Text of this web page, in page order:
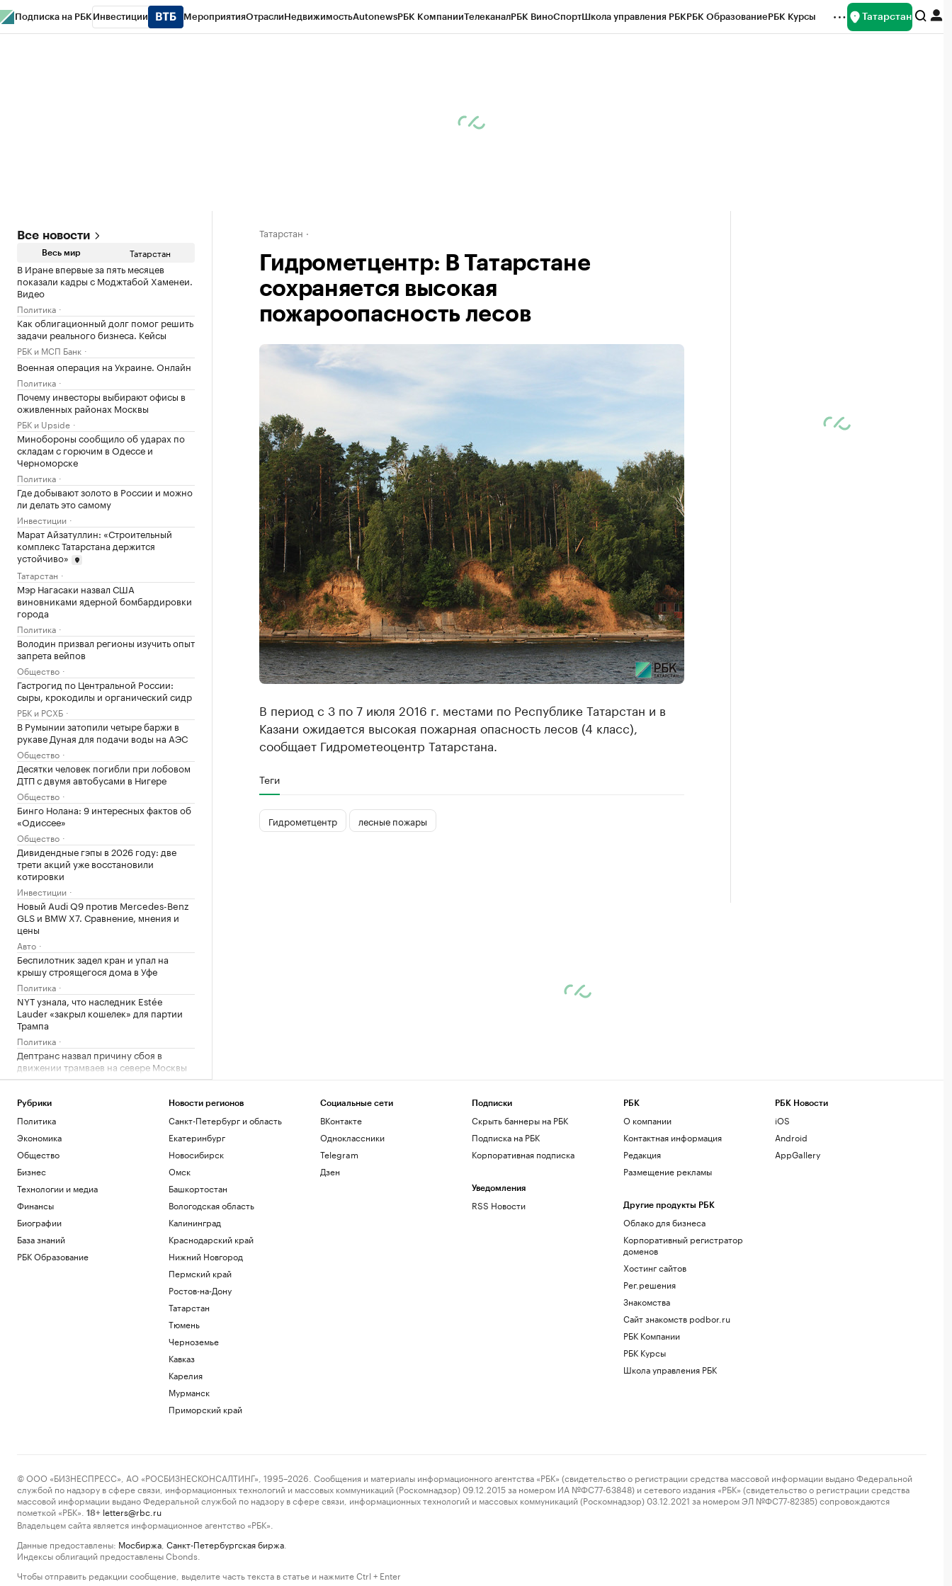
Подписка на РБК Инвестиции МероприятияОтраслиНедвижимостьAutonewsРБК КомпанииТелеканалРБК ВиноСпортШкола управления РБКРБК ОбразованиеРБК Курсы Татарстан
Все новости
Весь мир Татарстан
В Иране впервые за пять месяцев
показали кадры с Моджтабой Хаменеи.
Видео
Политика
Как облигационный долг помог решить
задачи реального бизнеса. Кейсы
РБК и МСП Банк
Военная операция на Украине. Онлайн
Политика
Почему инвесторы выбирают офисы в
оживленных районах Москвы
РБК и Upside
Минобороны сообщило об ударах по
складам с горючим в Одессе и
Черноморске
Политика
Где добывают золото в России и можно
ли делать это самому
Инвестиции
Марат Айзатуллин: «Строительный
комплекс Татарстана держится
устойчиво»
Татарстан
Мэр Нагасаки назвал США
виновниками ядерной бомбардировки
города
Политика
Володин призвал регионы изучить опыт
запрета вейпов
Общество
Гастрогид по Центральной России:
сыры, крокодилы и органический сидр
РБК и РСХБ
В Румынии затопили четыре баржи в
рукаве Дуная для подачи воды на АЭС
Общество
Десятки человек погибли при лобовом
ДТП с двумя автобусами в Нигере
Общество
Бинго Нолана: 9 интересных фактов об
«Одиссее»
Общество
Дивидендные гэпы в 2026 году: две
трети акций уже восстановили
котировки
Инвестиции
Новый Audi Q9 против Mercedes-Benz
GLS и BMW X7. Сравнение, мнения и
цены
Авто
Беспилотник задел кран и упал на
крышу строящегося дома в Уфе
Политика
NYT узнала, что наследник Estée
Lauder «закрыл кошелек» для партии
Трампа
Политика
Дептранс назвал причину сбоя в
движении трамваев на севере Москвы
Общество
ракетку мира Соболенко на турнире
WTA
Спорт
Больше прогулок, свежего воздуха и
отдыха: квартиры рядом с парками
РБК и ПИК Серия плюс
Татарстан
Гидрометцентр: В Татарстане
сохраняется высокая
пожароопасность лесов
В период с 3 по 7 июля 2016 г. местами по Республике Татарстан и в
Казани ожидается высокая пожарная опасность лесов (4 класс),
сообщает Гидрометеоцентр Татарстана.
Теги
Гидрометцентр лесные пожары
Рубрики
Политика
Экономика
Общество
Бизнес
Технологии и медиа
Финансы
Биографии
База знаний
РБК Образование
Новости регионов
Санкт-Петербург и область
Екатеринбург
Новосибирск
Омск
Башкортостан
Вологодская область
Калининград
Краснодарский край
Нижний Новгород
Пермский край
Ростов-на-Дону
Татарстан
Тюмень
Черноземье
Кавказ
Карелия
Мурманск
Приморский край
Социальные сети
ВКонтакте
Одноклассники
Telegram
Дзен
Подписки
Скрыть баннеры на РБК
Подписка на РБК
Корпоративная подписка
Уведомления
RSS Новости
РБК
О компании
Контактная информация
Редакция
Размещение рекламы
Другие продукты РБК
Облако для бизнеса
Корпоративный регистратор
доменов
Хостинг сайтов
Рег.решения
Знакомства
Сайт знакомств podbor.ru
РБК Компании
РБК Курсы
Школа управления РБК
РБК Новости
iOS
Android
AppGallery
© ООО «БИЗНЕСПРЕСС», АО «РОСБИЗНЕСКОНСАЛТИНГ», 1995–2026. Сообщения и материалы информационного агентства «РБК» (свидетельство о регистрации средства массовой информации выдано Федеральной
службой по надзору в сфере связи, информационных технологий и массовых коммуникаций (Роскомнадзор) 09.12.2015 за номером ИА №ФС77-63848) и сетевого издания «РБК» (свидетельство о регистрации средства
массовой информации выдано Федеральной службой по надзору в сфере связи, информационных технологий и массовых коммуникаций (Роскомнадзор) 03.12.2021 за номером ЭЛ №ФС77-82385) сопровождаются
пометкой «РБК».
18+ letters@rbc.ru
Владельцем сайта является информационное агентство «РБК».
Данные предоставлены: Мосбиржа Санкт-Петербургская биржа
Индексы облигаций предоставлены Cbonds.
Чтобы отправить редакции сообщение, выделите часть текста в статье и нажмите Ctrl + Enter